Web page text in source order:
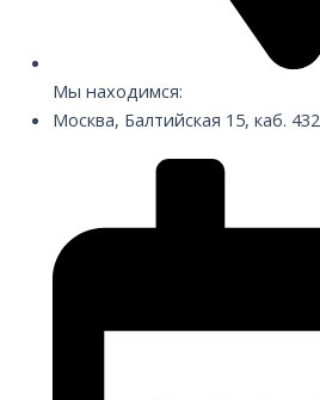
Мы находимся:
Москва, Балтийская 15, каб. 432